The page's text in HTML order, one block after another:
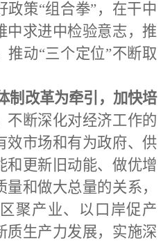
政策“组合拳”，在干中
中求进中检验意志，推
推动“三个定位”不断取
制改革为牵引，加快培
不断深化对经济工作的
效市场和有为政府、供
和更新旧动能、做优增
和做大总量的关系，
聚产业、以口岸促产
质生产力发展，实施深